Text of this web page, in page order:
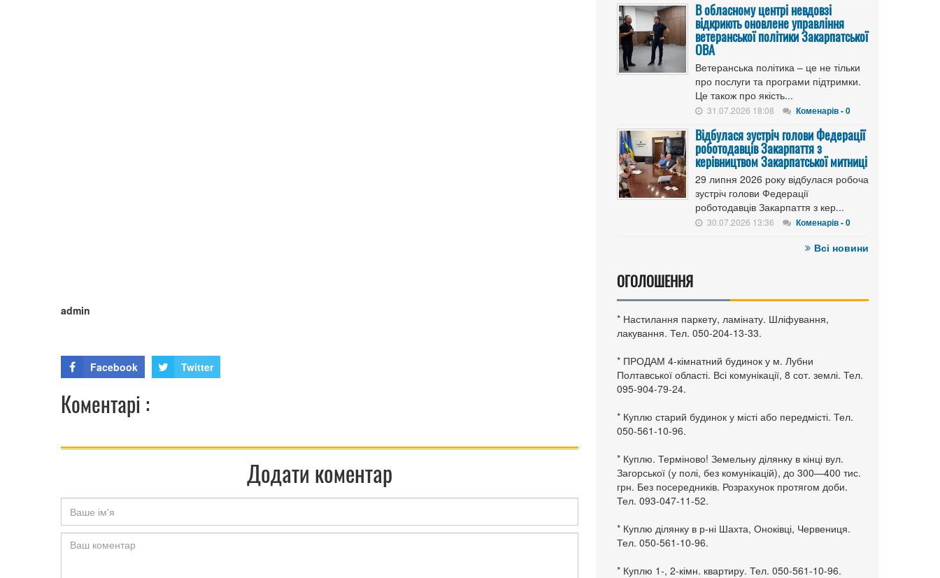
admin
Facebook Twitter
Коментарі :
Додати коментар
В обласному центрі невдовзі
відкриють оновлене управління
ветеранської політики Закарпатської
ОВА
Ветеранська політика – це не тільки
про послуги та програми підтримки.
Це також про якість...
31.07.2026 18:08 Коменарів - 0
Відбулася зустріч голови Федерації
роботодавців Закарпаття з
керівництвом Закарпатської митниці
29 липня 2026 року відбулася робоча
зустріч голови Федерації
роботодавців Закарпаття з кер...
30.07.2026 13:36 Коменарів - 0
Всі новини
ОГОЛОШЕННЯ
* Настилання паркету, ламінату. Шліфування,
лакування. Тел. 050-204-13-33.
* ПРОДАМ 4-кімнатний будинок у м. Лубни
Полтавської області. Всі комунікації, 8 сот. землі. Тел.
095-904-79-24.
* Куплю старий будинок у місті або передмісті. Тел.
050-561-10-96.
* Куплю. Терміново! Земельну ділянку в кінці вул.
Загорської (у полі, без комунікацій), до 300—400 тис.
грн. Без посередників. Розрахунок протягом доби.
Тел. 093-047-11-52.
* Куплю ділянку в р-ні Шахта, Оноківці, Червениця.
Тел. 050-561-10-96.
* Куплю 1-, 2-кімн. квартиру. Тел. 050-561-10-96.